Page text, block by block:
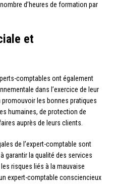
d’heures de formation par
et
comptables ont également
dans l’exercice de leur
les bonnes pratiques
humaines, de protection de
auprès de leurs clients.
de l’expert-comptable sont
garantir la qualité des services
risques liés à la mauvaise
expert-comptable consciencieux